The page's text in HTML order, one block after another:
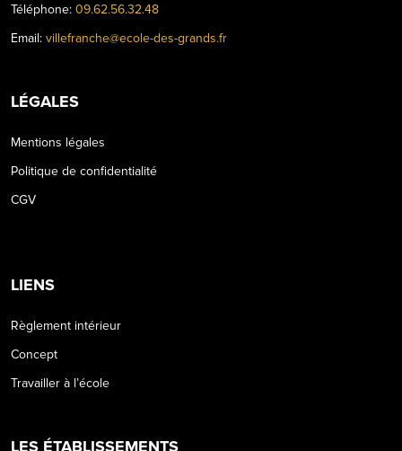
Téléphone: 09.62.56.32.48
Email: villefranche@ecole-des-grands.fr
LÉGALES
Mentions légales
Politique de confidentialité
CGV
LIENS
Règlement intérieur
Concept
Travailler à l’école
LES ÉTABLISSEMENTS